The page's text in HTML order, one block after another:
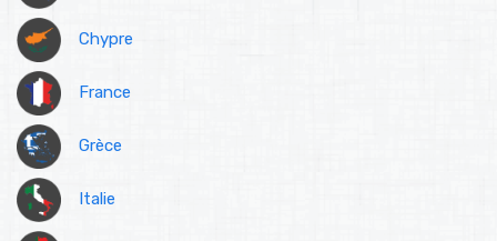
Chypre
France
Grèce
Italie